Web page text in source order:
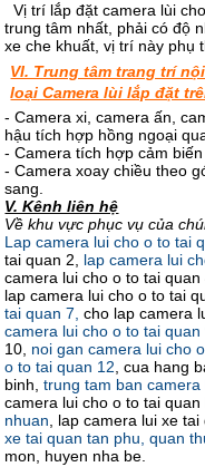
Vị trí lắp đặt camera lùi
trung tâm nhất, phải có độ
xe che khuất, vị trí này phụ
VI. Trung tâm trang trí
loại Camera lùi lắp đặt
- Camera xi, camera ấn,
hậu tích hợp hồng ngoại
- Camera tích hợp cảm
- Camera xoay chiều theo
sang.
V. Kênh liên hệ
Về khu vực phục vụ của
Lap camera lui cho o to tai
tai quan 2,
lap camera lui
camera lui cho o to tai quan
lap camera lui cho o to tai
tai quan 7, cho lap camera
camera lui cho o to tai quan
10, noi gan camera lui cho
o to tai quan 12 , cua hang
binh, trung tam ban
camera lui cho o to tai
nhuan , lap camera lui xe
xe tai quan tan phu, quan
mon, huyen nha be.